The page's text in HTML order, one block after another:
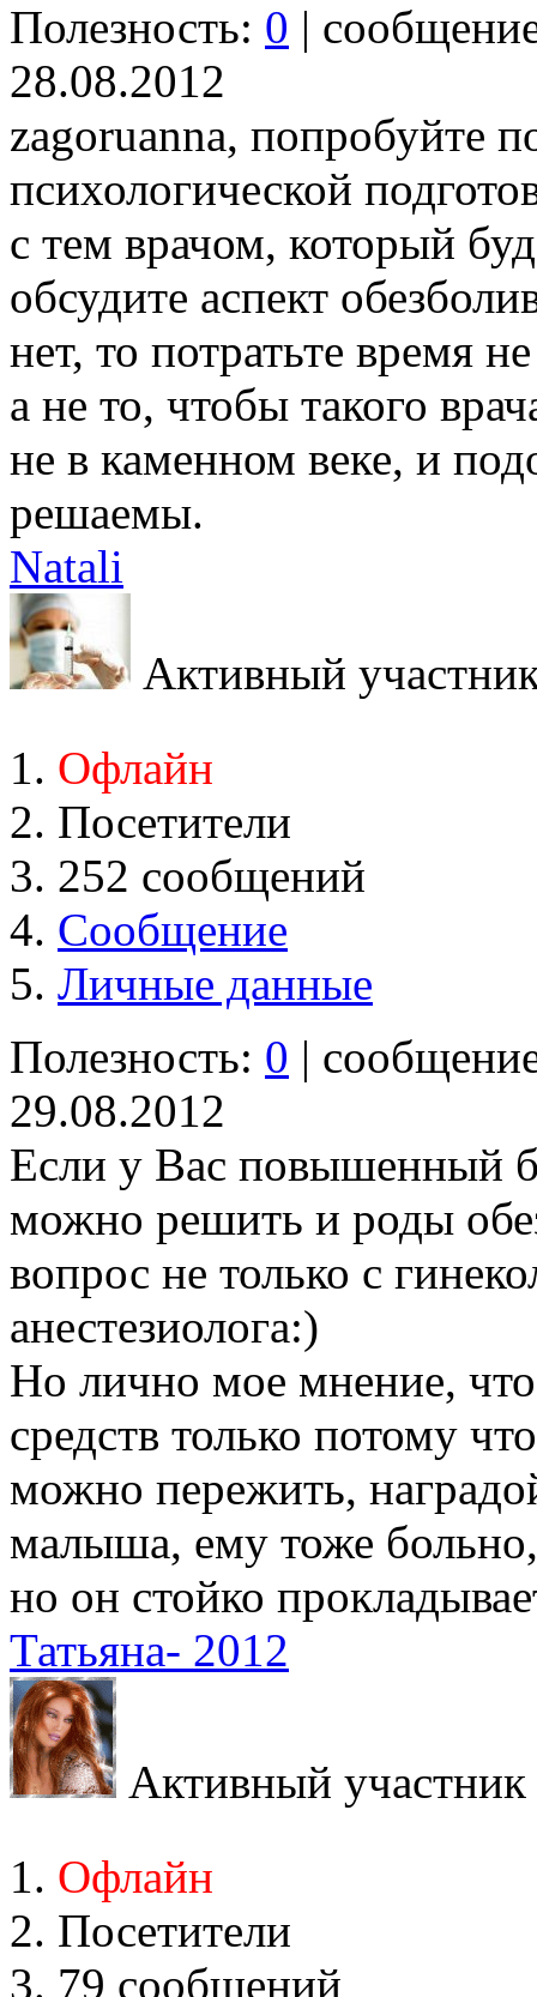
Полезность: 0 |
28.08.2012
zagoruanna, попробуйте
психологической
с тем врачом, который
обсудите аспект
нет, то потратьте время
а не то, чтобы такого
не в каменном веке, и
решаемы.
Natali
Активный
Офлайн
Посетители
252 сообщений
Сообщение
Личные данные
Полезность: 0 |
29.08.2012
Если у Вас повышенный
можно решить и роды
вопрос не только с
анестезиолога:)
Но лично мое мнение,
средств только потому
можно пережить,
малыша, ему тоже
но он стойко
Татьяна- 2012
Активный участник
Офлайн
Посетители
79 сообщений